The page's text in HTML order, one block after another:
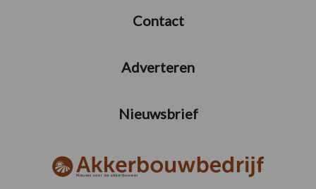
Contact
Adverteren
Nieuwsbrief